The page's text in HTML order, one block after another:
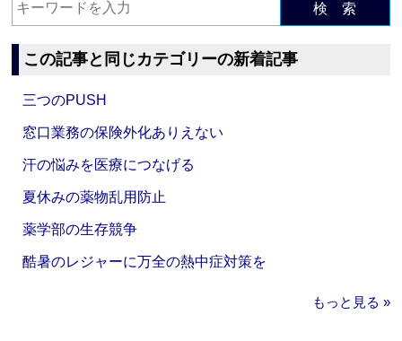
検 索
この記事と同じカテゴリーの新着記事
三つのPUSH
窓口業務の保険外化ありえない
汗の悩みを医療につなげる
夏休みの薬物乱用防止
薬学部の生存競争
酷暑のレジャーに万全の熱中症対策を
もっと見る »